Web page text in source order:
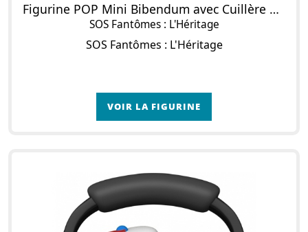
Figurine POP Mini Bibendum avec Cuillère à Glace
SOS Fantômes : L'Héritage
SOS Fantômes : L'Héritage
VOIR LA FIGURINE